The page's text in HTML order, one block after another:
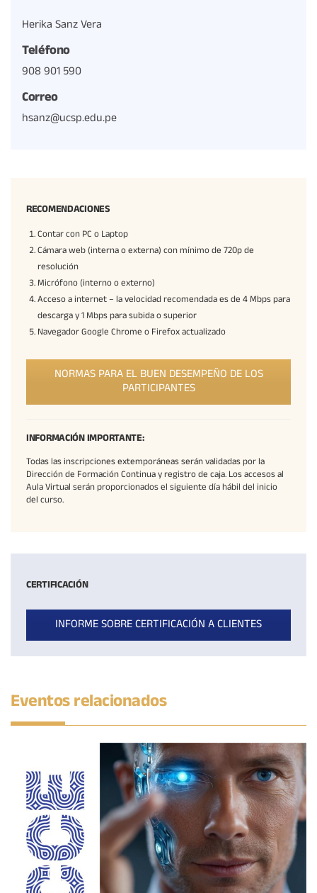
Herika Sanz Vera
Teléfono
908 901 590
Correo
hsanz@ucsp.edu.pe
RECOMENDACIONES
Contar con PC o Laptop
Cámara web (interna o externa) con mínimo de 720p de
resolución
Micrófono (interno o externo)
Acceso a internet – la velocidad recomendada es de 4 Mbps para
descarga y 1 Mbps para subida o superior
Navegador Google Chrome o Firefox actualizado
NORMAS PARA EL BUEN DESEMPEÑO DE LOS
PARTICIPANTES
INFORMACIÓN IMPORTANTE:
Todas las inscripciones extemporáneas serán validadas por la
Dirección de Formación Continua y registro de caja. Los accesos al
Aula Virtual serán proporcionados el siguiente día hábil del inicio
del curso.
CERTIFICACIÓN
INFORME SOBRE CERTIFICACIÓN A CLIENTES
Eventos relacionados